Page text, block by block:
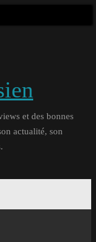
et des bonnes
actualité, son